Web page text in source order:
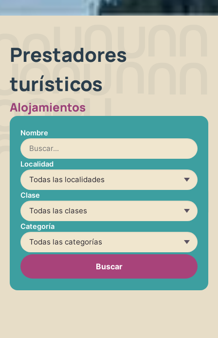
Prestadores
turísticos
Alojamientos
Nombre
Localidad
Clase
Categoría
Buscar